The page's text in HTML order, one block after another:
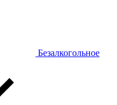
Безалкогольное